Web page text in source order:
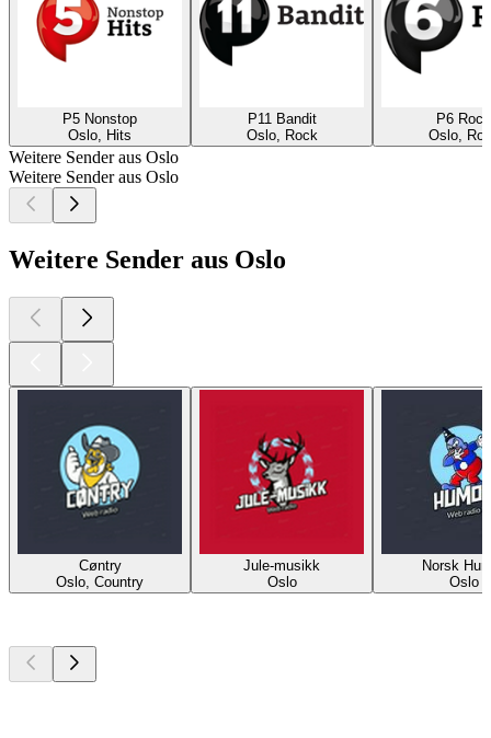
P5 Nonstop
Oslo, Hits
P11 Bandit
Oslo, Rock
P6 Rock
Oslo,
Weitere Sender aus Oslo
Weitere Sender aus Oslo
Weitere Sender aus Oslo
Cøntry
Oslo, Country
Jule-musikk
Oslo
Norsk
Oslo